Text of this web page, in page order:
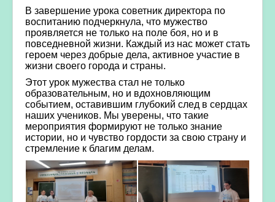
В завершение урока советник директора по
воспитанию подчеркнула, что мужество
проявляется не только на поле боя, но и в
повседневной жизни. Каждый из нас может стать
героем через добрые дела, активное участие в
жизни своего города и страны.
Этот урок мужества стал не только
образовательным, но и вдохновляющим
событием, оставившим глубокий след в сердцах
наших учеников. Мы уверены, что такие
мероприятия формируют не только знание
истории, но и чувство гордости за свою страну и
стремление к благим делам.